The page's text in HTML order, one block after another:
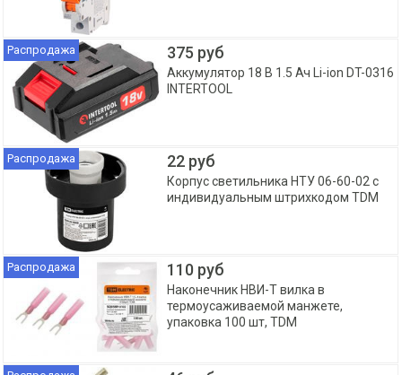
Распродажа 375 руб
Аккумулятор 18 B 1.5 Ач Li-ion DT-0316
INTERTOOL
Распродажа 22 руб
Корпус светильника НТУ 06-60-02 с
индивидуальным штрихкодом TDM
Распродажа 110 руб
Наконечник НВИ-Т вилка в
термоусаживаемой манжете,
упаковка 100 шт, TDM